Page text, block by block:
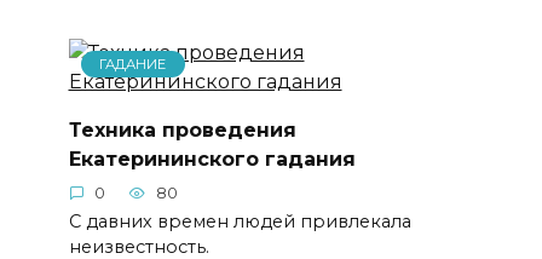
ГАДАНИЕ
Техника проведения
Екатерининского гадания
0 80
С давних времен людей привлекала
неизвестность.